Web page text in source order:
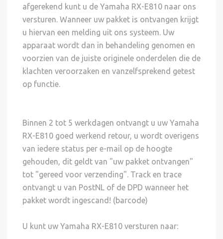
afgerekend kunt u de Yamaha RX-E810 naar ons
versturen. Wanneer uw pakket is ontvangen krijgt
u hiervan een melding uit ons systeem. Uw
apparaat wordt dan in behandeling genomen en
voorzien van de juiste originele onderdelen die de
klachten veroorzaken en vanzelfsprekend getest
op functie.
Binnen 2 tot 5 werkdagen ontvangt u uw Yamaha
RX-E810 goed werkend retour, u wordt overigens
van iedere status per e-mail op de hoogte
gehouden, dit geldt van "uw pakket ontvangen"
tot "gereed voor verzending". Track en trace
ontvangt u van PostNL of de DPD wanneer het
pakket wordt ingescand! (barcode)
U kunt uw Yamaha RX-E810 versturen naar: